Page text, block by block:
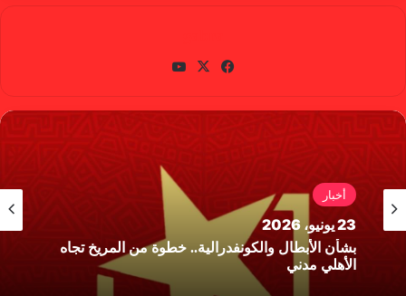
في
وك
X
أخبار
23 يونيو، 2026
بشأن الأبطال والكونفدرالية.. خطوة من المريخ تجاه
الأهلي مدني